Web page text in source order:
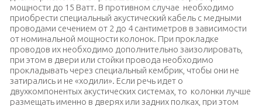
мощности до 15 Ватт. В противном случае необходимо
приобрести специальный акустический кабель с медными
проводами сечением от 2 до 4 сантиметров в зависимости
от номинальной мощности колонок. При прокладке
проводов их необходимо дополнительно заизолировать,
при этом в двери или стойки провода необходимо
прокладывать через специальный кембрик, чтобы они не
затирались и не «ходили». Если речь идет о
двухкомпонентых акустических системах, то колонки лучше
размещать именно в дверях или задних полках, при этом